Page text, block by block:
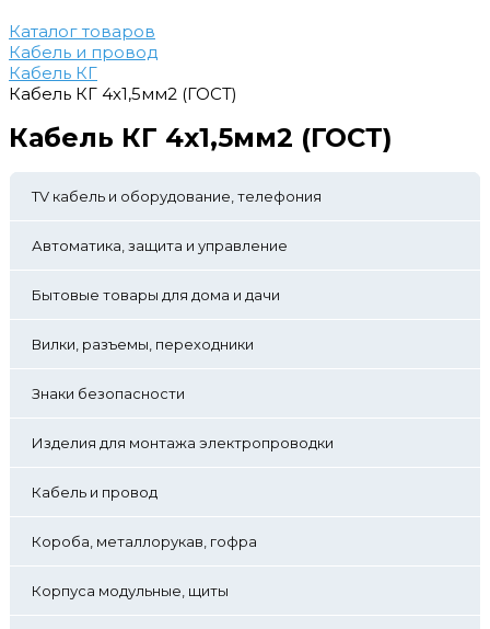
Каталог товаров
Кабель и провод
Кабель КГ
Кабель КГ 4х1,5мм2 (ГОСТ)
Кабель КГ 4х1,5мм2 (ГОСТ)
TV кабель и оборудование, телефония
Автоматика, защита и управление
Бытовые товары для дома и дачи
Вилки, разъемы, переходники
Знаки безопасности
Изделия для монтажа электропроводки
Кабель и провод
Короба, металлорукав, гофра
Корпуса модульные, щиты